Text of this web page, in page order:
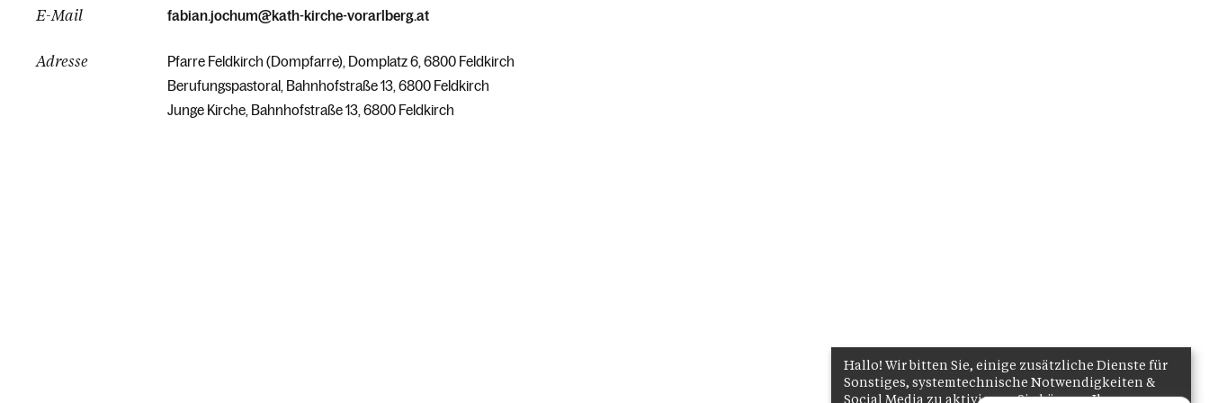
E-Mail fabian.jochum@kath-kirche-vorarlberg.at
Adresse
Pfarre Feldkirch (Dompfarre), Domplatz 6, 6800 Feldkirch
Berufungspastoral, Bahnhofstraße 13, 6800 Feldkirch
Junge Kirche, Bahnhofstraße 13, 6800 Feldkirch
Hallo! Wir bitten Sie, einige zusätzliche Dienste für
Sonstiges, systemtechnische Notwendigkeiten &
Social Media zu aktivieren. Sie können Ihre